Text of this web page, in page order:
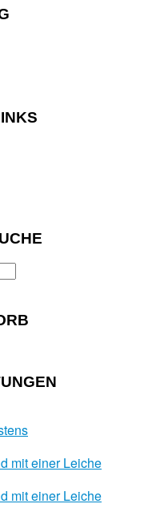
mit einer Leiche
mit einer Leiche